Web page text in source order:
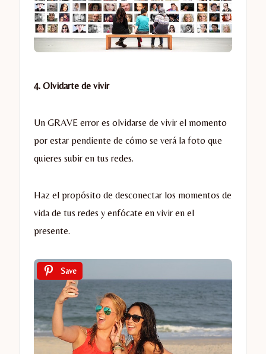
4. Olvidarte de vivir
Un GRAVE error es olvidarse de vivir el momento
por estar pendiente de cómo se verá la foto que
quieres subir en tus redes.
Haz el propósito de desconectar los momentos de
vida de tus redes y enfócate en vivir en el
presente.
Save